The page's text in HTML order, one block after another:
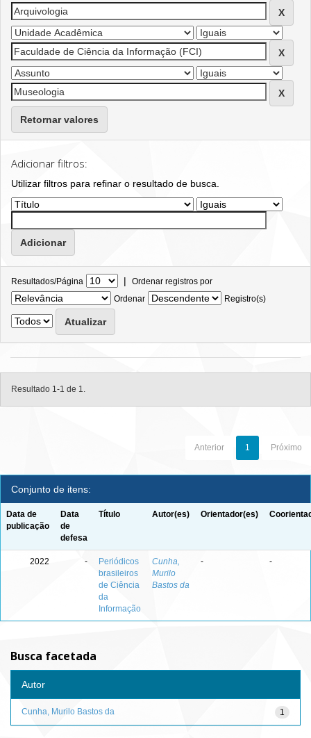
Retornar valores
Adicionar filtros:
Utilizar filtros para refinar o resultado de busca.
Resultados/Página | Ordenar registros por
Ordenar
Registro(s)
Resultado 1-1 de 1.
Anterior 1 Próximo
Conjunto de itens:
Data de
publicação
Data
de
defesa
Título Autor(es) Orientador(es)
2022 -
Periódicos
brasileiros
de Ciência
da
Informação
Cunha,
Murilo
Bastos da
- -
Busca facetada
Autor
1
Cunha, Murilo Bastos da